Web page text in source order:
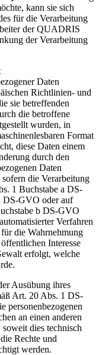
kann sie sich
für die Verarbeitung
der QUADRIS
der Verarbeitung
Daten
Richtlinien- und
sie betreffenden
die betroffene
wurden, in
Format
diese Daten einem
durch den
Daten
die Verarbeitung
1 Buchstabe a DS-
DS-GVO oder auf
b DS-GVO
Verfahren
die Wahrnehmung
Interesse
erfolgt, welche
Ausübung ihres
Art. 20 Abs. 1 DS-
personenbezogenen
an einen anderen
dies technisch
Rechte und
werden.